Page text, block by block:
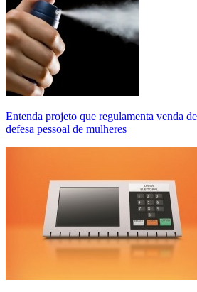
Entenda projeto que regulamenta venda
defesa pessoal de mulheres